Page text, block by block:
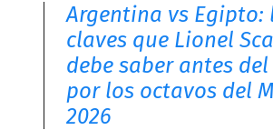
Argentina vs Egipto:
claves que Lionel
debe saber antes
por los octavos del
2026